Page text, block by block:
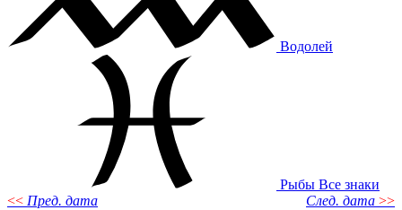
Водолей
Рыбы Все знаки
<< Пред. дата След. дата >>